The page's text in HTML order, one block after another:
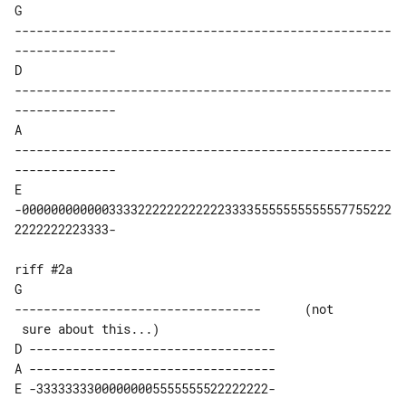
G
----------------------------------------------------
--------------
D
----------------------------------------------------
--------------
A
----------------------------------------------------
--------------
E
-000000000000333322222222222233335555555555557755222
2222222223333-
riff #2a
G
----------------------------------	(not
D ----------------------------------
A ----------------------------------
E -33333333000000005555555522222222-